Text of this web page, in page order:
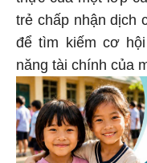
trẻ chấp nhận dịch
để tìm kiếm cơ
năng tài chính của